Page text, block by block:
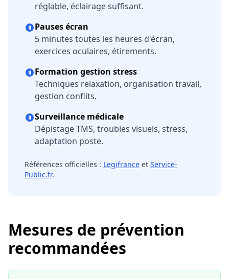
réglable, éclairage suffisant.
Pauses écran
5 minutes toutes les heures d'écran,
exercices oculaires, étirements.
Formation gestion stress
Techniques relaxation, organisation travail,
gestion conflits.
Surveillance médicale
Dépistage TMS, troubles visuels, stress,
adaptation poste.
Références officielles : Legifrance et Service-
Public.fr.
Mesures de prévention
recommandées